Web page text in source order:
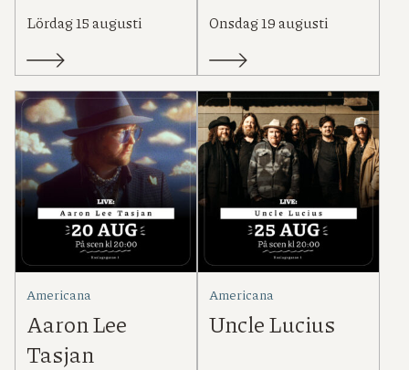
Lördag 15 augusti Onsdag 19 augusti
Americana
Aaron Lee
Tasjan
Americana
Uncle Lucius